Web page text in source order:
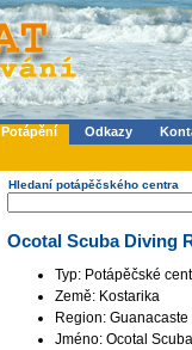
Potápění Odkazy
Hledaní potápěčského centra
Ocotal Scuba Diving
Typ: Potápěčské
Země: Kostarika
Region: Guanacaste
Jméno: Ocotal